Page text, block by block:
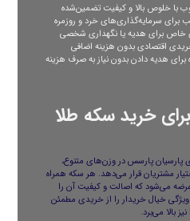
با خلوص بالا و کیفیت تضمین‌شده
برای سرمایه‌گذاری‌های خرد و روزمره
خاص برای هدیه یا نگهداری شخصی
اقتصادی بدون هزینه اضافی
برای هدیه دادن بدون نیاز به صرف هزینه
خرید سکه طلا
پارسیانپارسس در وزن‌های متنوع،
مشتریان قرار می‌دهد. هر سکه همراه
می‌شود که اصالت و کیفیت آن را
خیال خریدار را از خریدی مطمئن
بالا می‌برد.